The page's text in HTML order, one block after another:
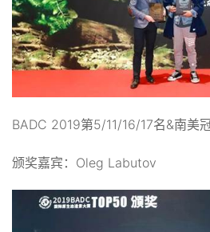
BADC 2019第5/11/16/17名&南美
颁奖嘉宾：Oleg Labutov